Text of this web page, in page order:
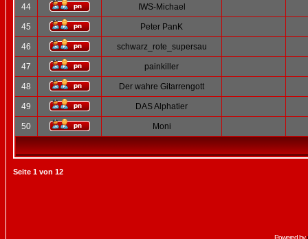
44 IWS-Michael
45 Peter PanK
46 schwarz_rote_supersau
47 painkiller
48 Der wahre Gitarrengott
49 DAS Alphatier
50 Moni
Seite 1 von 12
Powered by